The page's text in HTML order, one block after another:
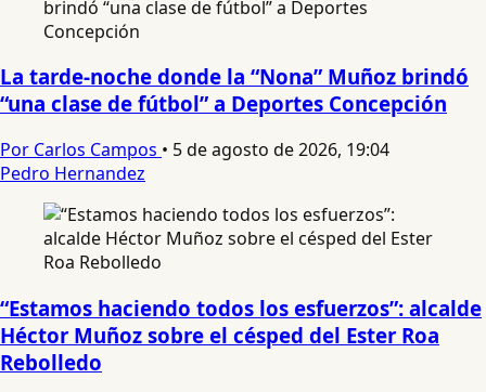
La tarde-noche donde la “Nona” Muñoz brindó
“una clase de fútbol” a Deportes Concepción
Por Carlos Campos • 5 de agosto de 2026, 19:04
Pedro Hernandez
“Estamos haciendo todos los esfuerzos”: alcalde
Héctor Muñoz sobre el césped del Ester Roa
Rebolledo